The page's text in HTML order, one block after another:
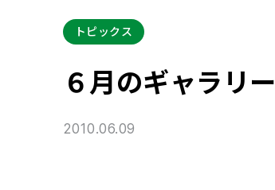
トピックス
６月のギャラリー
2010.06.09